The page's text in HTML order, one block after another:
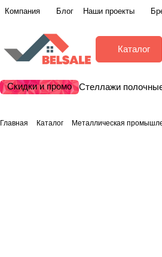
Компания Блог Наши проекты
Каталог
Скидки и промо Стеллажи
Главная Каталог Металлическая